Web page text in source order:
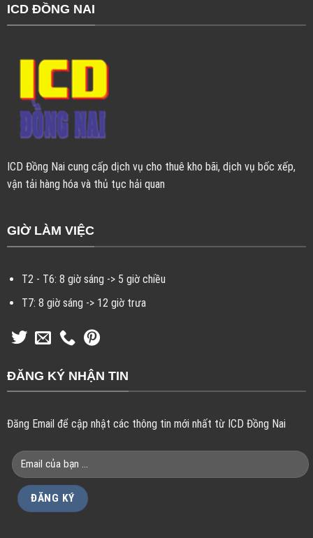
ICD ĐỒNG NAI
ICD Đồng Nai cung cấp dịch vụ cho thuê kho bãi, dịch vụ bốc xếp,
vận tải hàng hóa và thủ tục hải quan
GIỜ LÀM VIỆC
T2 - T6: 8 giờ sáng -> 5 giờ chiều
T7: 8 giờ sáng -> 12 giờ trưa
ĐĂNG KÝ NHẬN TIN
Đăng Email để cập nhật các thông tin mới nhất từ ICD Đồng Nai